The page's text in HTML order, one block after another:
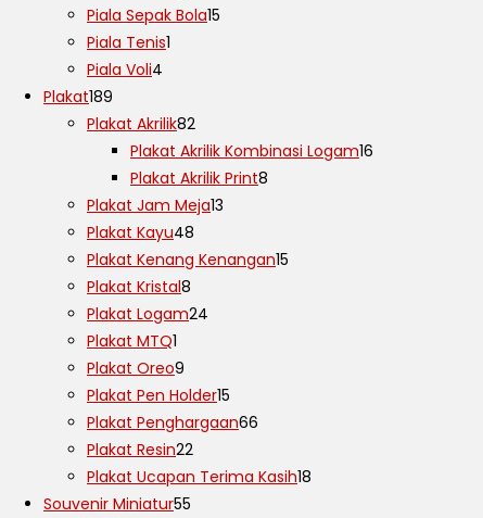
Piala Sepak Bola15
Piala Tenis1
Piala Voli4
Plakat189
Plakat Akrilik82
Plakat Akrilik Kombinasi Logam16
Plakat Akrilik Print8
Plakat Jam Meja13
Plakat Kayu48
Plakat Kenang Kenangan15
Plakat Kristal8
Plakat Logam24
Plakat MTQ1
Plakat Oreo9
Plakat Pen Holder15
Plakat Penghargaan66
Plakat Resin22
Plakat Ucapan Terima Kasih18
Souvenir Miniatur55